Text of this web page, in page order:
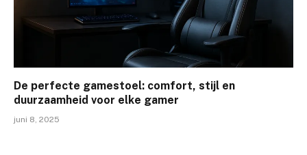
De perfecte gamestoel: comfort, stijl en
duurzaamheid voor elke gamer
juni 8, 2025